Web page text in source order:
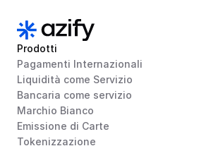
Prodotti
Pagamenti Internazionali
Liquidità come Servizio
Bancaria come servizio
Marchio Bianco
Emissione di Carte
Tokenizzazione